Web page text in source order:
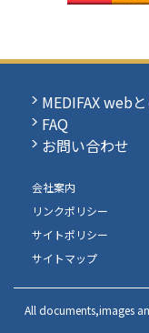
MEDIFAX web
FAQ
お問い合わせ
会社案内
リンクポリシー
サイトポリシー
サイトマップ
All documents,images